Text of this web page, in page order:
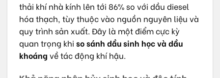
thải khí nhà kính lên tới 86% so với dầu diesel
hóa thạch, tùy thuộc vào nguồn nguyên liệu và
quy trình sản xuất. Đây là một điểm cực kỳ
quan trọng khi so sánh dầu sinh học và dầu
khoáng về tác động khí hậu.